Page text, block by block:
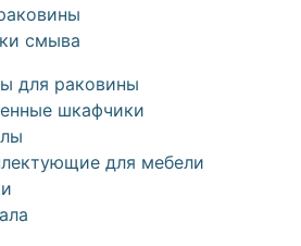
смыва
для раковины
шкафчики
для мебели